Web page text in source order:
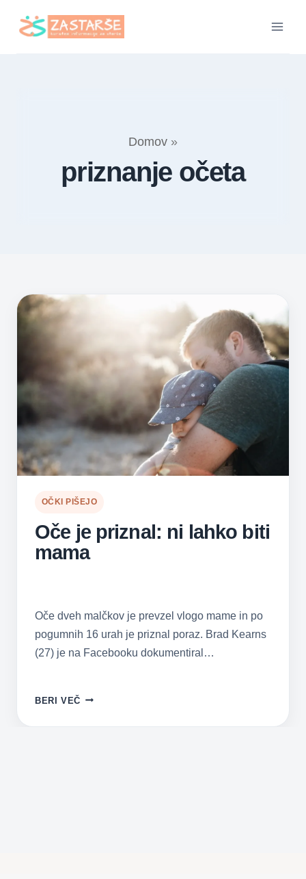
Domov »
priznanje očeta
OČKI PIŠEJO
Oče je priznal: ni lahko biti
mama
Oče dveh malčkov je prevzel vlogo mame in po
pogumnih 16 urah je priznal poraz. Brad Kearns
(27) je na Facebooku dokumentiral…
BERI VEČ OČE
PRIZNAL: